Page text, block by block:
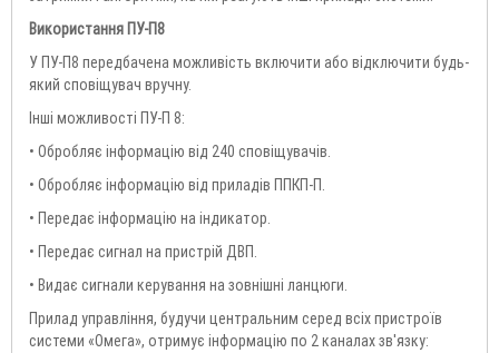
Використання ПУ-П8
У ПУ-П8 передбачена можливість включити або відключити будь-
який сповіщувач вручну.
Інші можливості ПУ-П 8:
• Обробляє інформацію від 240 сповіщувачів.
• Обробляє інформацію від приладів ППКП-П.
• Передає інформацію на індикатор.
• Передає сигнал на пристрій ДВП.
• Видає сигнали керування на зовнішні ланцюги.
Прилад управління, будучи центральним серед всіх пристроїв
системи «Омега», отримує інформацію по 2 каналах зв'язку: